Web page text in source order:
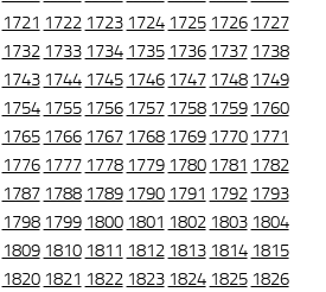
1721 1722 1723 1724 1725 1726 1727
1732 1733 1734 1735 1736 1737 1738
1743 1744 1745 1746 1747 1748 1749
1754 1755 1756 1757 1758 1759 1760
1765 1766 1767 1768 1769 1770 1771
1776 1777 1778 1779 1780 1781 1782
1787 1788 1789 1790 1791 1792 1793
1798 1799 1800 1801 1802 1803 1804
1809 1810 1811 1812 1813 1814 1815
1820 1821 1822 1823 1824 1825 1826